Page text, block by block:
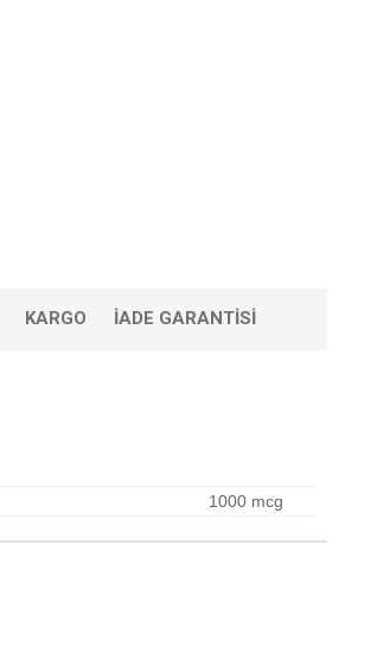
KARGO İADE GARANTISI
1000 mcg